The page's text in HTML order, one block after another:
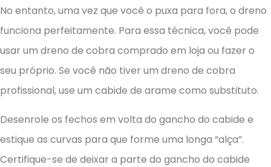
No entanto, uma vez que você o puxa para fora, o dreno
funciona perfeitamente. Para essa técnica, você pode
usar um dreno de cobra comprado em loja ou fazer o
seu próprio. Se você não tiver um dreno de cobra
profissional, use um cabide de arame como substituto.
Desenrole os fechos em volta do gancho do cabide e
estique as curvas para que forme uma longa “alça”.
Certifique-se de deixar a parte do gancho do cabide